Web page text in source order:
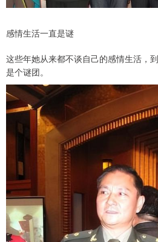
感情生活一直是谜
这些年她从来都不谈自己的感情生活，
是个谜团。